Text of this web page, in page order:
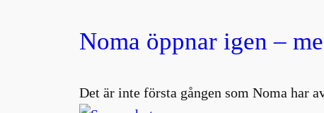
Noma öppnar igen –
Det är inte första gången som Noma har